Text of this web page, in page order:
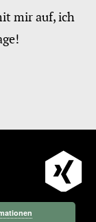
mir auf, ich